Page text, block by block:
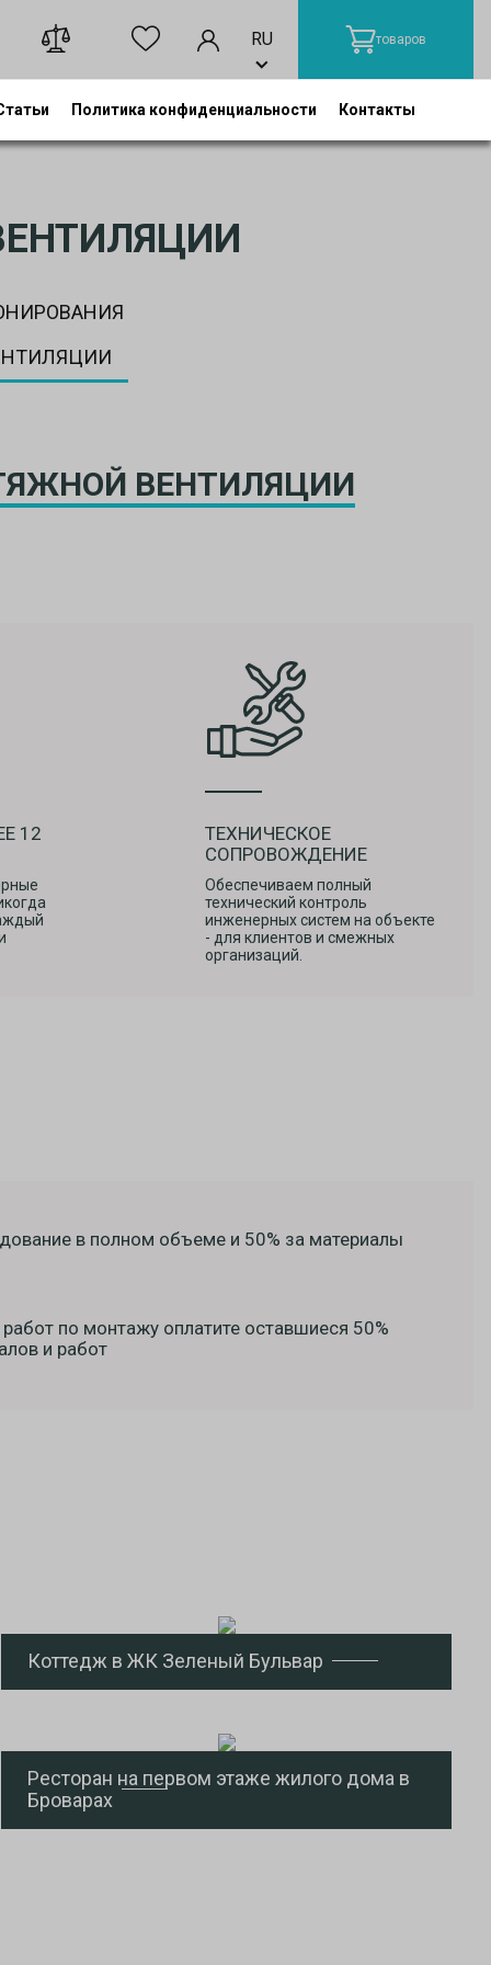
RU товаров
Политика конфиденциальности Контакты
ВЕНТИЛЯЦИИ
12
ТЕХНИЧЕСКОЕ
СОПРОВОЖДЕНИЕ
Обеспечиваем полный
технический контроль
инженерных систем на объекте
- для клиентов и смежных
организаций.
в полном объеме и 50% за материалы
по монтажу оплатите оставшиеся 50%
и работ
Коттедж в ЖК Зеленый Бульвар
Ресторан на первом этаже жилого дома в
Броварах